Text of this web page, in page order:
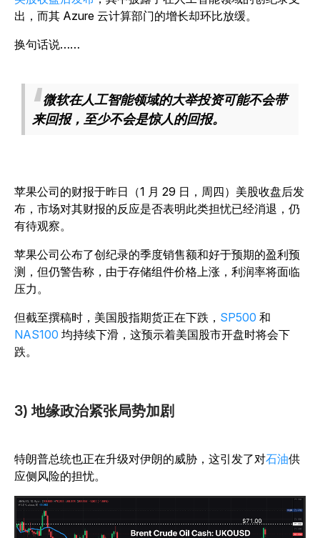
出，而其 Azure 云计算部门的增长却环比放缓。
换句话说……
微软在人工智能领域的大举投资可能不会带
来回报，至少不会是惊人的回报。
苹果公司的财报于昨日（1 月 29 日，周四）美股收盘后发
布，市场对其财报的反应是否表明此类担忧已经消退，仍
有待观察。
苹果公司公布了创纪录的季度销售额和好于预期的盈利预
测，但仍警告称，由于存储组件价格上涨，利润率将面临
压力。
但截至撰稿时，美国股指期货正在下跌， SP500 和
NAS100 均持续下滑，这预示着美国股市开盘时将会下
跌。
3) 地缘政治紧张局势加剧
特朗普总统也正在升级对伊朗的威胁，这引发了对石油供
应侧风险的担忧。